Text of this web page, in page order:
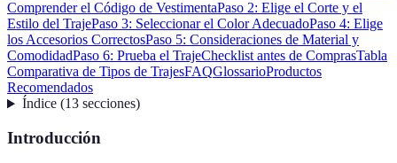
Comprender el Código de VestimentaPaso 2: Elige el Corte y el
Estilo del TrajePaso 3: Seleccionar el Color AdecuadoPaso 4: Elige
los Accesorios CorrectosPaso 5: Consideraciones de Material y
ComodidadPaso 6: Prueba el TrajeChecklist antes de ComprasTabla
Comparativa de Tipos de TrajesFAQGlossarioProductos
Recomendados
Índice(13 secciones)
Introducción